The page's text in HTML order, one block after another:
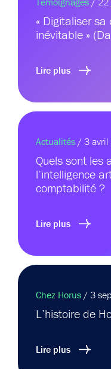
« Digitaliser sa
inévitable »
Lire plus
Actualités / 3 avril
Quels sont les
l’intelligence
comptabilité ?
Lire plus
Chez Horus / 3
L’histoire de
Lire plus